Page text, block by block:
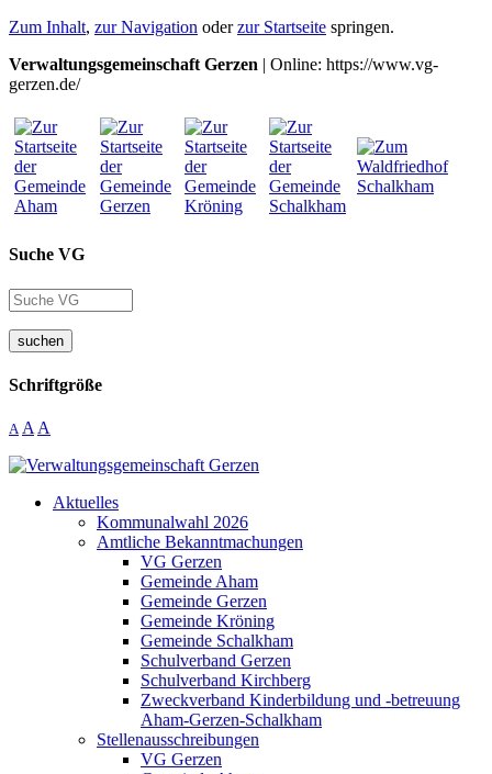
Zum Inhalt, zur Navigation oderzur Startseite springen.
Verwaltungsgemeinschaft Gerzen | Online: https://www.vg-
gerzen.de/
Suche VG
suchen
Schriftgröße
A A A
Aktuelles
Kommunalwahl 2026
Amtliche Bekanntmachungen
VG Gerzen
Gemeinde Aham
Gemeinde Gerzen
Gemeinde Kröning
Gemeinde Schalkham
Schulverband Gerzen
Schulverband Kirchberg
Zweckverband Kinderbildung und -betreuung
Aham-Gerzen-Schalkham
Stellenausschreibungen
VG Gerzen